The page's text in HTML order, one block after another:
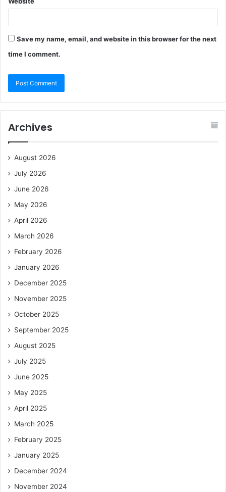
Save my name, email, and website in this browser for the next
time I comment.
Archives
August 2026
July 2026
June 2026
May 2026
April 2026
March 2026
February 2026
January 2026
December 2025
November 2025
October 2025
September 2025
August 2025
July 2025
June 2025
May 2025
April 2025
March 2025
February 2025
January 2025
December 2024
November 2024